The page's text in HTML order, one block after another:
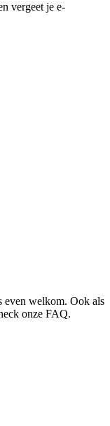
vergeet je e-
even welkom. Ook als
onze FAQ.